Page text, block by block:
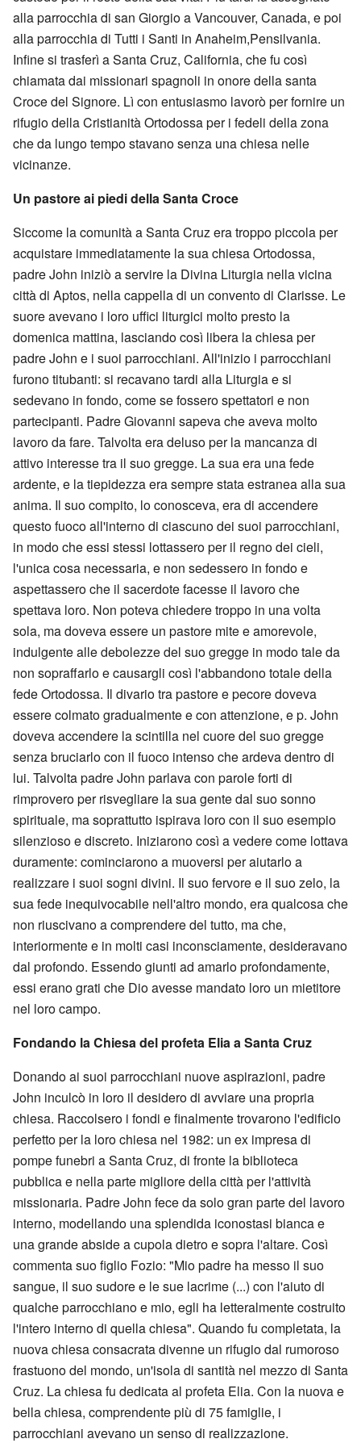
alla parrocchia di san Giorgio a Vancouver, Canada, e poi
alla parrocchia di Tutti i Santi in Anaheim,Pensilvania.
Infine si trasferì a Santa Cruz, California, che fu così
chiamata dai missionari spagnoli in onore della santa
Croce del Signore. Lì con entusiasmo lavorò per fornire un
rifugio della Cristianità Ortodossa per i fedeli della zona
che da lungo tempo stavano senza una chiesa nelle
vicinanze.
Un pastore ai piedi della Santa Croce
Siccome la comunità a Santa Cruz era troppo piccola per
acquistare immediatamente la sua chiesa Ortodossa,
padre John iniziò a servire la Divina Liturgia nella vicina
città di Aptos, nella cappella di un convento di Clarisse. Le
suore avevano i loro uffici liturgici molto presto la
domenica mattina, lasciando così libera la chiesa per
padre John e i suoi parrocchiani. All'inizio i parrocchiani
furono titubanti: si recavano tardi alla Liturgia e si
sedevano in fondo, come se fossero spettatori e non
partecipanti. Padre Giovanni sapeva che aveva molto
lavoro da fare. Talvolta era deluso per la mancanza di
attivo interesse tra il suo gregge. La sua era una fede
ardente, e la tiepidezza era sempre stata estranea alla sua
anima. Il suo compito, lo conosceva, era di accendere
questo fuoco all'interno di ciascuno dei suoi parrocchiani,
in modo che essi stessi lottassero per il regno dei cieli,
l'unica cosa necessaria, e non sedessero in fondo e
aspettassero che il sacerdote facesse il lavoro che
spettava loro. Non poteva chiedere troppo in una volta
sola, ma doveva essere un pastore mite e amorevole,
indulgente alle debolezze del suo gregge in modo tale da
non sopraffarlo e causargli così l'abbandono totale della
fede Ortodossa. Il divario tra pastore e pecore doveva
essere colmato gradualmente e con attenzione, e p. John
doveva accendere la scintilla nel cuore del suo gregge
senza bruciarlo con il fuoco intenso che ardeva dentro di
lui. Talvolta padre John parlava con parole forti di
rimprovero per risvegliare la sua gente dal suo sonno
spirituale, ma soprattutto ispirava loro con il suo esempio
silenzioso e discreto. Iniziarono così a vedere come lottava
duramente: cominciarono a muoversi per aiutarlo a
realizzare i suoi sogni divini. Il suo fervore e il suo zelo, la
sua fede inequivocabile nell'altro mondo, era qualcosa che
non riuscivano a comprendere del tutto, ma che,
interiormente e in molti casi inconsciamente, desideravano
dal profondo. Essendo giunti ad amarlo profondamente,
essi erano grati che Dio avesse mandato loro un mietitore
nel loro campo.
Fondando la Chiesa del profeta Elia a Santa Cruz
Donando ai suoi parrocchiani nuove aspirazioni, padre
John inculcò in loro il desidero di avviare una propria
chiesa. Raccolsero i fondi e finalmente trovarono l'edificio
perfetto per la loro chiesa nel 1982: un ex impresa di
pompe funebri a Santa Cruz, di fronte la biblioteca
pubblica e nella parte migliore della città per l'attività
missionaria. Padre John fece da solo gran parte del lavoro
interno, modellando una splendida iconostasi bianca e
una grande abside a cupola dietro e sopra l'altare. Così
commenta suo figlio Fozio: "Mio padre ha messo il suo
sangue, il suo sudore e le sue lacrime (...) con l'aiuto di
qualche parrocchiano e mio, egli ha letteralmente costruito
l'intero interno di quella chiesa". Quando fu completata, la
nuova chiesa consacrata divenne un rifugio dal rumoroso
frastuono del mondo, un'isola di santità nel mezzo di Santa
Cruz. La chiesa fu dedicata al profeta Elia. Con la nuova e
bella chiesa, comprendente più di 75 famiglie, i
parrocchiani avevano un senso di realizzazione.